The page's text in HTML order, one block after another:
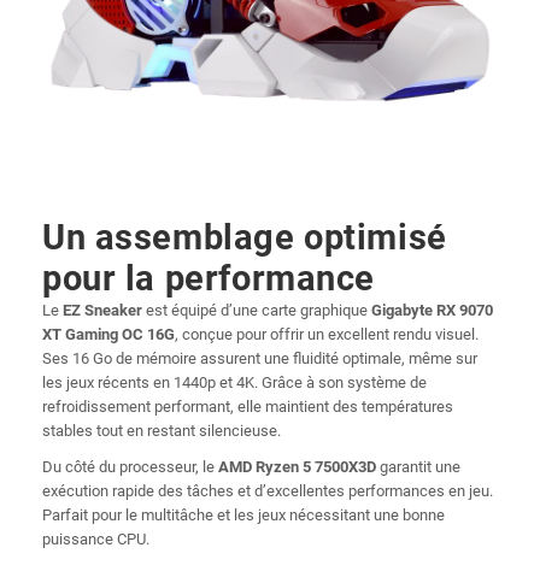
Un assemblage optimisé
pour la performance
Le EZ Sneaker est équipé d’une carte graphique Gigabyte RX 9070
XT Gaming OC 16G, conçue pour offrir un excellent rendu visuel.
Ses 16 Go de mémoire assurent une fluidité optimale, même sur
les jeux récents en 1440p et 4K. Grâce à son système de
refroidissement performant, elle maintient des températures
stables tout en restant silencieuse.
Du côté du processeur, le AMD Ryzen 5 7500X3D garantit une
exécution rapide des tâches et d’excellentes performances en jeu.
Parfait pour le multitâche et les jeux nécessitant une bonne
puissance CPU.